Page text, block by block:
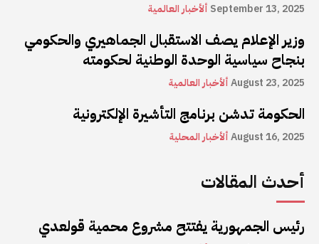
ألأخبار العالمية September 13, 2025
وزير الإعلام يصف الاستقبال الجماهيري والحكومي
بنجاح سياسية الوحدة الوطنية لحكومته
ألأخبار العالميةAugust 23, 2025
الحكومة تدشن برنامج التأشيرة الإلكترونية
ألأخبار المحليةAugust 16, 2025
أحدث المقالات
رئيس الجمهورية يفتتح مشروع محمية قولعدي